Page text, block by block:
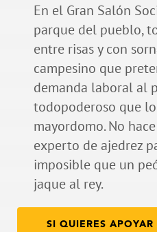
En el Gran Salón
parque del pueblo,
entre risas y con
campesino que
demanda laboral al
todopoderoso que
mayordomo. No
experto de ajedrez
imposible que un
jaque al rey.
SI QUIERES